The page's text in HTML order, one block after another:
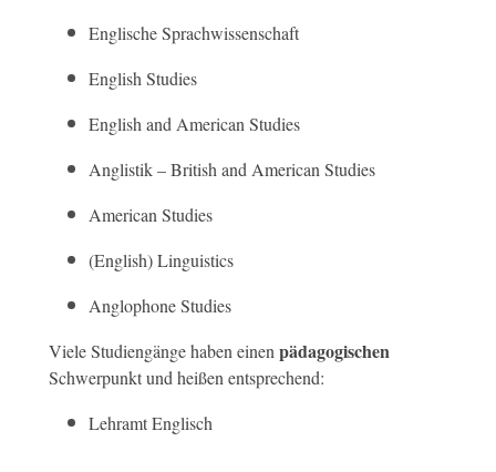
Englische Sprachwissenschaft
English Studies
English and American Studies
Anglistik – British and American Studies
American Studies
(English) Linguistics
Anglophone Studies
Viele Studiengänge haben einen pädagogischen
Schwerpunkt und heißen entsprechend:
Lehramt Englisch